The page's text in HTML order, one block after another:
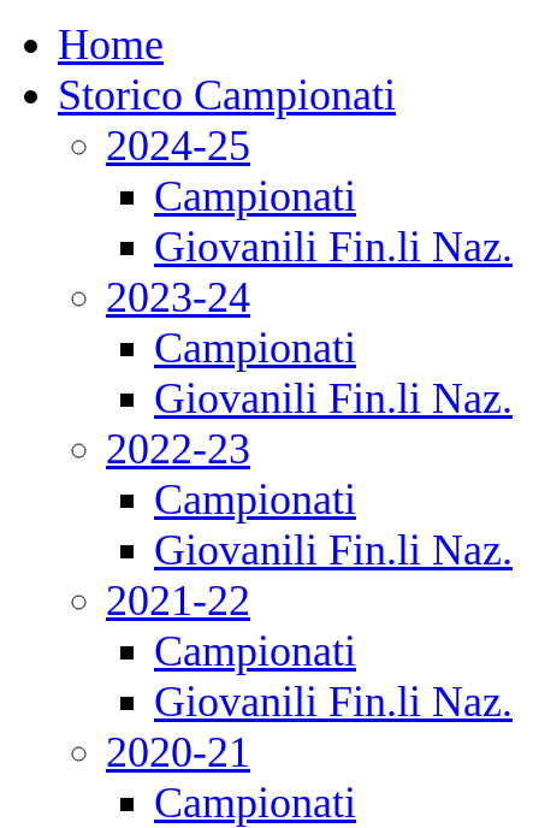
Home
Storico Campionati
2024-25
Campionati
Giovanili Fin.li Naz.
2023-24
Campionati
Giovanili Fin.li Naz.
2022-23
Campionati
Giovanili Fin.li Naz.
2021-22
Campionati
Giovanili Fin.li Naz.
2020-21
Campionati